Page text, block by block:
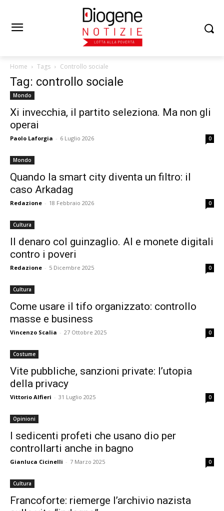
Home Tags Controllo sociale
Tag: controllo sociale
Mondo
Xi invecchia, il partito seleziona. Ma non gli
operai
Paolo Laforgia - 6 Luglio 2026 0
Mondo
Quando la smart city diventa un filtro: il
caso Arkadag
Redazione - 18 Febbraio 2026 0
Cultura
Il denaro col guinzaglio. AI e monete digitali
contro i poveri
Redazione - 5 Dicembre 2025 0
Cultura
Come usare il tifo organizzato: controllo
masse e business
Vincenzo Scalia - 27 Ottobre 2025 0
Costume
Vite pubbliche, sanzioni private: l’utopia
della privacy
Vittorio Alfieri - 31 Luglio 2025 0
Opinioni
I sedicenti profeti che usano dio per
controllarti anche in bagno
Gianluca Cicinelli - 7 Marzo 2025 0
Cultura
Francoforte: riemerge l’archivio nazista